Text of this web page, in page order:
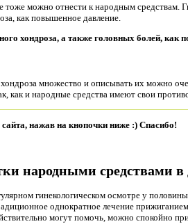
тоже можно отнести к народным средствам.
как повышенное давление.
хондроза, а также головных болей, как
множество и описывать их можно
как и народные средства имеют свои
нажав на кнопочки ниже :) Спасибо!
народными средствами
гинекологическом осмотре у
однократное лечение
могут помочь, можно спокойно